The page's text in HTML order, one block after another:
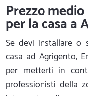
Prezzo
per la casa a
Se devi installare o
casa ad Agrigento,
per metterti in
professionisti della